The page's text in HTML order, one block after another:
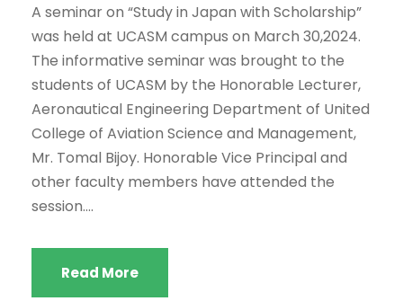
A seminar on “Study in Japan with Scholarship”
was held at UCASM campus on March 30,2024.
The informative seminar was brought to the
students of UCASM by the Honorable Lecturer,
Aeronautical Engineering Department of United
College of Aviation Science and Management,
Mr. Tomal Bijoy. Honorable Vice Principal and
other faculty members have attended the
session....
Read More